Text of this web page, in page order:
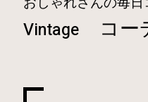
Vintage コー